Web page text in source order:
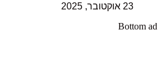
23 אוקטובר, 2025
Bottom ad